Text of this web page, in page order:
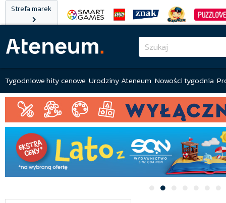
Strefa marek
Tygodniowe hity cenowe Urodziny Ateneum Nowości tygodnia